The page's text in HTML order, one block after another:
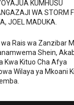
KUMHUSU
WA STORM
JOEL MADUKA.
wa Rais wa Zanzibar
Shein,
Kwa Kituo Cha Afya
Wilaya ya Mkoani